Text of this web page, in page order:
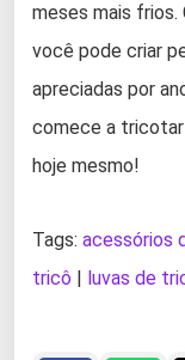
meses mais
você pode criar
apreciadas por
comece a
hoje mesmo!
Tags: acessórios
tricô
luvas de